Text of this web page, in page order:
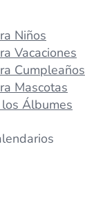
Niños
Vacaciones
Cumpleaños
Mascotas
Álbumes